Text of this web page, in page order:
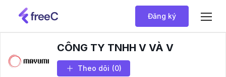
Đăng ký
CÔNG TY TNHH V VÀ V
Theo dõi (0)